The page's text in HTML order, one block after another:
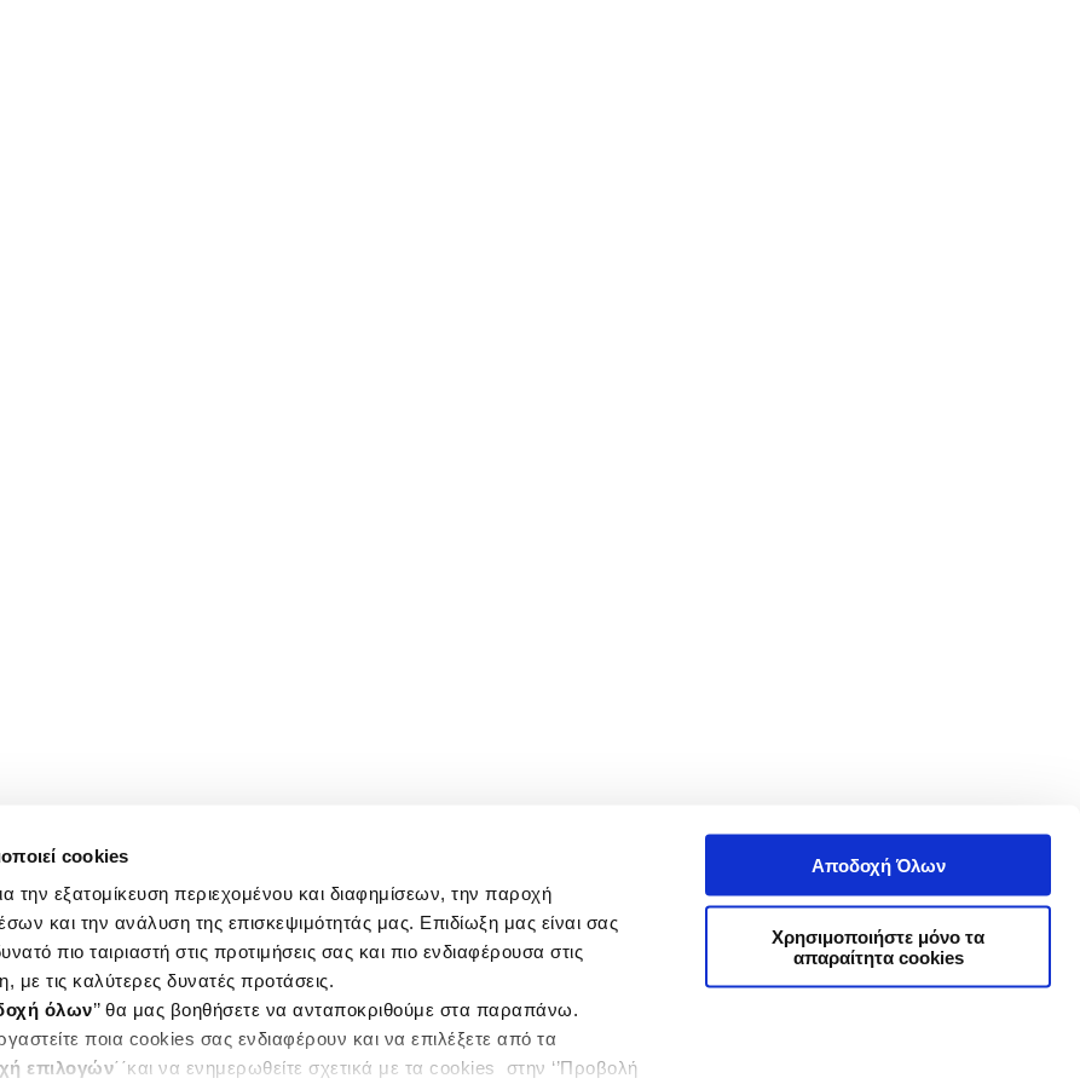
cookies
την εξατομίκευση περιεχομένου και διαφημίσεων, την παροχή
και την ανάλυση της επισκεψιμότητάς μας. Επιδίωξη μας είναι σας
πιο ταιριαστή στις προτιμήσεις σας και πιο ενδιαφέρουσα στις
με τις καλύτερες δυνατές προτάσεις.
όλων’’ θα μας βοηθήσετε να ανταποκριθούμε στα παραπάνω.
ποια cookies σας ενδιαφέρουν και να επιλέξετε από τα
επιλογών΄΄και να ενημερωθείτε σχετικά με τα cookies στην ‘’Προβολή
Αποδοχή Όλων
Χρησιμοποιήστε μόνο τα
απαραίτητα cookies